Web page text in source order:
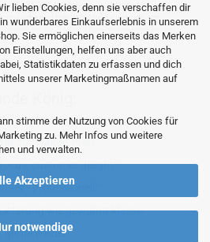
lieben Cookies, denn sie verschaffen dir
wunderbares Einkaufserlebnis in unserem
Sie ermöglichen einerseits das Merken
Einstellungen, helfen uns aber auch
Statistikdaten zu erfassen und dich
unserer Marketingmaßnamen auf
stimme der Nutzung von Cookies für
zu. Mehr Infos und weitere
und verwalten.
Akzeptieren
notwendige
unabhängigen Dienstleister SHOPVOTE
und manuelle Maßnahmen ein, um
zur Echtheit von Kundenbewertungen auf
König:
zum fairen Preis.
customer delight
- professionell!
wie gewohnt klasse.
gerne wieder.